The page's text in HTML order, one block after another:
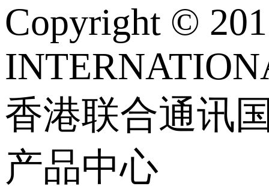
Copyright ©
香港联合通讯
产品中心